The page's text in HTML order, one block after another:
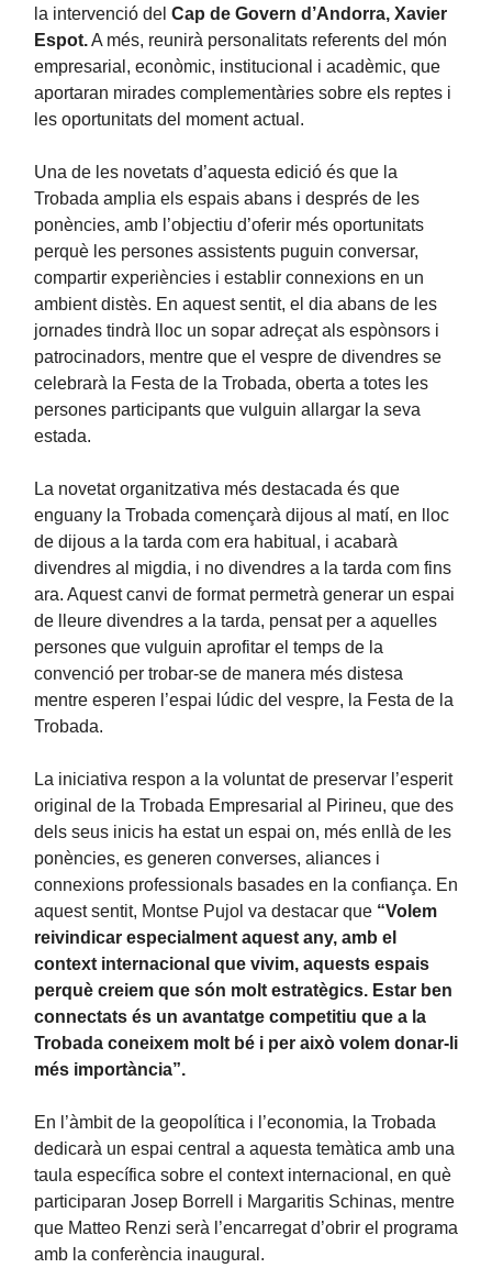
la intervenció del Cap de Govern d’Andorra, Xavier
Espot.A més, reunirà personalitats referents del món
empresarial, econòmic, institucional i acadèmic, que
aportaran mirades complementàries sobre els reptes i
les oportunitats del moment actual.
Una de les novetats d’aquesta edició és que la
Trobada amplia els espais abans i després de les
ponències, amb l’objectiu d’oferir més oportunitats
perquè les persones assistents puguin conversar,
compartir experiències i establir connexions en un
ambient distès. En aquest sentit, el dia abans de les
jornades tindrà lloc un sopar adreçat als espònsors i
patrocinadors, mentre que el vespre de divendres se
celebrarà la Festa de la Trobada, oberta a totes les
persones participants que vulguin allargar la seva
estada.
La novetat organitzativa més destacada és que
enguany la Trobada començarà dijous al matí, en lloc
de dijous a la tarda com era habitual, i acabarà
divendres al migdia, i no divendres a la tarda com fins
ara. Aquest canvi de format permetrà generar un espai
de lleure divendres a la tarda, pensat per a aquelles
persones que vulguin aprofitar el temps de la
convenció per trobar-se de manera més distesa
mentre esperen l’espai lúdic del vespre, la Festa de la
Trobada.
La iniciativa respon a la voluntat de preservar l’esperit
original de la Trobada Empresarial al Pirineu, que des
dels seus inicis ha estat un espai on, més enllà de les
ponències, es generen converses, aliances i
connexions professionals basades en la confiança. En
aquest sentit, Montse Pujol va destacar que “Volem
reivindicar especialment aquest any, amb el
context internacional que vivim, aquests espais
perquè creiem que són molt estratègics. Estar ben
connectats és un avantatge competitiu que a la
Trobada coneixem molt bé i per això volem donar-li
més importància”.
En l’àmbit de la geopolítica i l’economia, la Trobada
dedicarà un espai central a aquesta temàtica amb una
taula específica sobre el context internacional, en què
participaran Josep Borrell i Margaritis Schinas, mentre
que Matteo Renzi serà l’encarregat d’obrir el programa
amb la conferència inaugural.